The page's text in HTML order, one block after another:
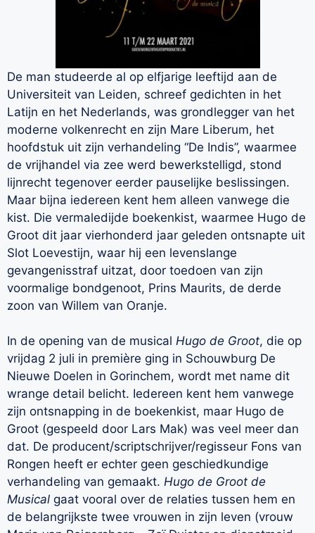
De man studeerde al op elfjarige leeftijd aan de
Universiteit van Leiden, schreef gedichten in het
Latijn en het Nederlands, was grondlegger van het
moderne volkenrecht en zijn Mare Liberum, het
hoofdstuk uit zijn verhandeling “De Indis”, waarmee
de vrijhandel via zee werd bewerkstelligd, stond
lijnrecht tegenover eerder pauselijke beslissingen.
Maar bijna iedereen kent hem alleen vanwege die
kist. Die vermaledijde boekenkist, waarmee Hugo de
Groot dit jaar vierhonderd jaar geleden ontsnapte uit
Slot Loevestijn, waar hij een levenslange
gevangenisstraf uitzat, door toedoen van zijn
voormalige bondgenoot, Prins Maurits, de derde
zoon van Willem van Oranje.
In de opening van de musical Hugo de Groot, die op
vrijdag 2 juli in première ging in Schouwburg De
Nieuwe Doelen in Gorinchem, wordt met name dit
wrange detail belicht. Iedereen kent hem vanwege
zijn ontsnapping in de boekenkist, maar Hugo de
Groot (gespeeld door Lars Mak) was veel meer dan
dat. De producent/scriptschrijver/regisseur Fons van
Rongen heeft er echter geen geschiedkundige
verhandeling van gemaakt. Hugo de Groot de
Musical gaat vooral over de relaties tussen hem en
de belangrijkste twee vrouwen in zijn leven (vrouw